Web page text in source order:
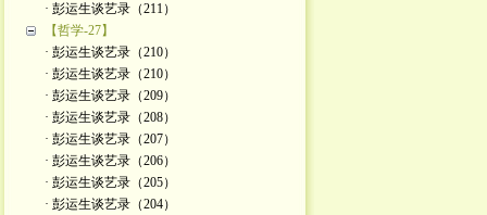
· 彭运生谈艺录（211）
【哲学-27】
· 彭运生谈艺录（210）
· 彭运生谈艺录（210）
· 彭运生谈艺录（209）
· 彭运生谈艺录（208）
· 彭运生谈艺录（207）
· 彭运生谈艺录（206）
· 彭运生谈艺录（205）
· 彭运生谈艺录（204）